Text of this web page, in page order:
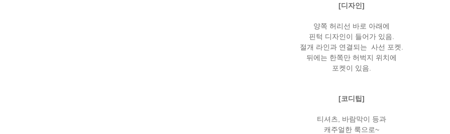
[디자인]
양쪽 허리선 바로 아래에
핀턱 디자인이 들어가 있음.
절개 라인과 연결되는 사선 포켓.
뒤에는 한쪽만 허벅지 위치에
포켓이 있음.
[코디팁]
티셔츠, 바람막이 등과
캐주얼한 룩으로~